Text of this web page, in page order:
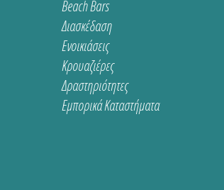
Beach Bars
Διασκέδαση
Ενοικιάσεις
Κρουαζιέρες
Δραστηριότητες
Εμπορικά Καταστήματα